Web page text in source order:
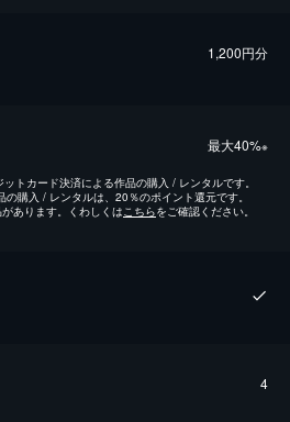
1,200円分
最⼤40%※
トカード決済による作品の購入 / レンタルです。
購入 / レンタルは、20％のポイント還元です。
あります。くわしくはこちらをご確認ください。
4